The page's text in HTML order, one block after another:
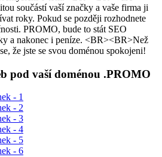
součástí vaší značky a vaše firma ji
roky. Pokud se později rozhodnete
PROMO, bude to stát SEO
a nakonec i peníze. <BR><BR>Než
že jste se svou doménou spokojeni!
pod vaší doménou .PROMO